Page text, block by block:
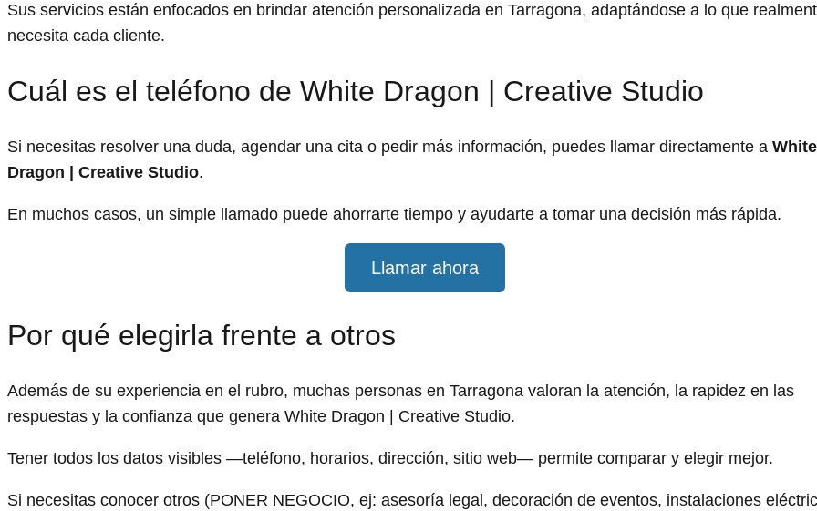
Sus servicios están enfocados en brindar atención personalizada en Tarragona, adaptándose a lo que
necesita cada cliente.
Cuál es el teléfono de White Dragon | Creative Studio
Si necesitas resolver una duda, agendar una cita o pedir más información, puedes llamar directamente a White
Dragon | Creative Studio.
En muchos casos, un simple llamado puede ahorrarte tiempo y ayudarte a tomar una decisión más rápida.
Llamar ahora
Por qué elegirla frente a otros
Además de su experiencia en el rubro, muchas personas en Tarragona valoran la atención, la rapidez en las
respuestas y la confianza que genera White Dragon | Creative Studio.
Tener todos los datos visibles —teléfono, horarios, dirección, sitio web— permite comparar y elegir mejor.
Si necesitas conocer otros (PONER NEGOCIO, ej: asesoría legal, decoración de eventos, instalaciones